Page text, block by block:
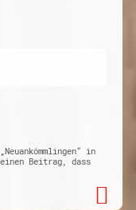
in
Beitrag, dass